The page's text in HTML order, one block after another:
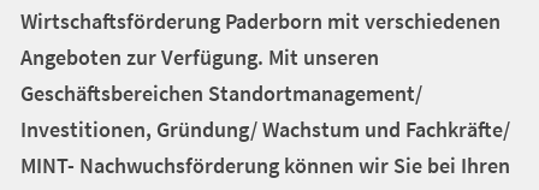
Wirtschaftsförderung Paderborn mit verschiedenen
Angeboten zur Verfügung. Mit unseren
Geschäftsbereichen Standortmanagement/
Investitionen, Gründung/ Wachstum und Fachkräfte/
MINT- Nachwuchsförderung können wir Sie bei Ihren